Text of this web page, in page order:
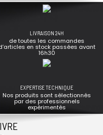
LIVRAISON 24H
de toutes les commandes
en stock passées avant
16h30
EXPERTISE TECHNIQUE
Nos produits sont sélectionnés
par des professionnels
expérimentés